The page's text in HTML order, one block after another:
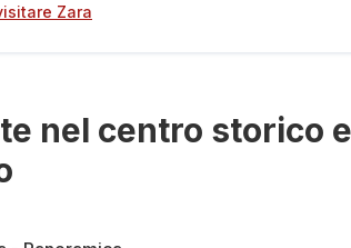
Zara
nel centro storico